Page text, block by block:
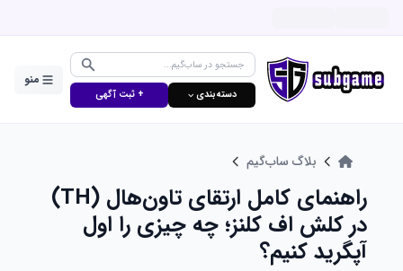
دسته‌بندی ⌵ + ثبت آگهی
منو
بلاگ ساب‌گیم
راهنمای کامل ارتقای تاون‌هال (TH)
در کلش اف کلنز؛ چه چیزی را اول
آپگرید کنیم؟